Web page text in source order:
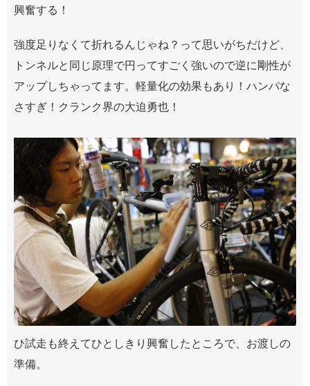
興奮する！
強度足りなくて折れるんじゃね？って思いがちだけど、
トンネルと同じ原理で円ってすごく強いので逆に剛性が
アップしちゃってます。軽量化の効果もあり！ハンパな
さすぎ！クランク界の大迫勇也！
ひ試走も終えてひとしきり興奮したところで、お渡しの
準備。